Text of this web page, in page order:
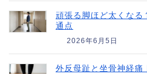
頑張る脚ほど太くなる
通点
2026年6月5日
外反母趾と坐骨神経痛